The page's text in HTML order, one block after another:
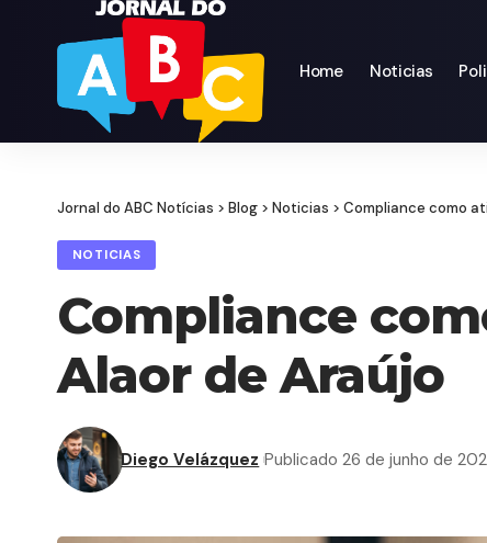
Home Noticias
Jornal do ABC Notícias > Blog > Noticias > Compliance como
NOTICIAS
Compliance
Alaor de Araújo
Diego Velázquez Publicado 26 de junho de